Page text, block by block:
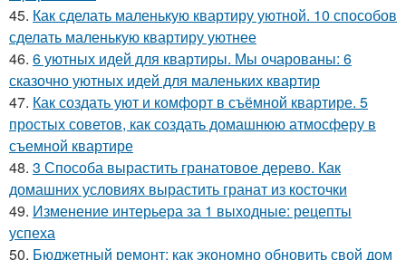
45. Как сделать маленькую квартиру уютной. 10 способов
сделать маленькую квартиру уютнее
46. 6 уютных идей для квартиры. Мы очарованы: 6
сказочно уютных идей для маленьких квартир
47. Как создать уют и комфорт в съёмной квартире. 5
простых советов, как создать домашнюю атмосферу в
съемной квартире
48. 3 Способа вырастить гранатовое дерево. Как
домашних условиях вырастить гранат из косточки
49. Изменение интерьера за 1 выходные: рецепты
успеха
50. Бюджетный ремонт: как экономно обновить свой дом